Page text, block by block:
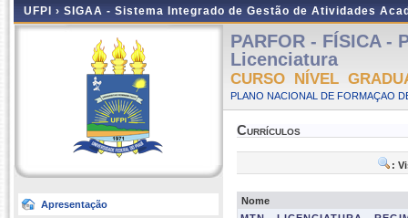
UFPI › SIGAA - Sistema Integrado de Gestão de Atividades
Apresentação
PARFOR - FÍSICA -
Licenciatura
CURSO NÍVEL
PLANO NACIONAL DE FORMAÇAO
Currículos
:
Nome